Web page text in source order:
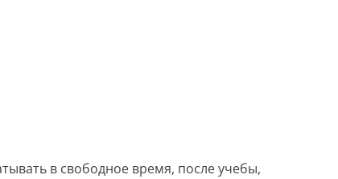
в свободное время, после учебы,